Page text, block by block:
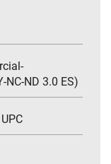
NC-ND 3.0 ES)